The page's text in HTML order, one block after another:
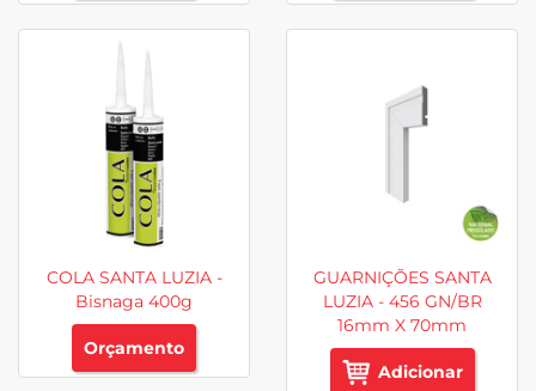
COLA SANTA LUZIA -
Bisnaga 400g
Orçamento
GUARNIÇÕES SANTA
LUZIA - 456 GN/BR
16mm X 70mm
Adicionar